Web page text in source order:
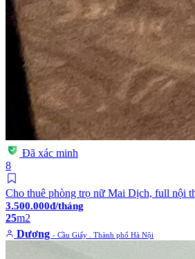
Đã xác minh
8
Cho thuê phòng trọ nữ Mai Dịch, full nội
3.500.000đ/tháng
25m2
Dương - Cầu Giấy . Thành phố Hà Nội